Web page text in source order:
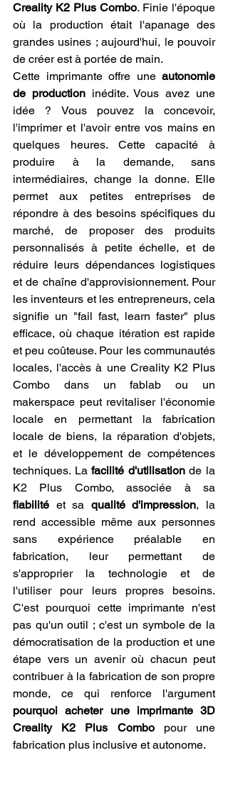
Creality K2 Plus Combo. Finie l'époque
où la production était l'apanage des
grandes usines ; aujourd'hui, le pouvoir
de créer est à portée de main.
Cette imprimante offre une autonomie
de production inédite. Vous avez une
idée ? Vous pouvez la concevoir,
l'imprimer et l'avoir entre vos mains en
quelques heures. Cette capacité à
produire à la demande, sans
intermédiaires, change la donne. Elle
permet aux petites entreprises de
répondre à des besoins spécifiques du
marché, de proposer des produits
personnalisés à petite échelle, et de
réduire leurs dépendances logistiques
et de chaîne d'approvisionnement. Pour
les inventeurs et les entrepreneurs, cela
signifie un "fail fast, learn faster" plus
efficace, où chaque itération est rapide
et peu coûteuse. Pour les communautés
locales, l'accès à une Creality K2 Plus
Combo dans un fablab ou un
makerspace peut revitaliser l'économie
locale en permettant la fabrication
locale de biens, la réparation d'objets,
et le développement de compétences
techniques. La facilité d'utilisation de la
fiabilité et sa qualité d'impression, la
rend accessible même aux personnes
sans expérience préalable en
fabrication, leur permettant de
s'approprier la technologie et de
l'utiliser pour leurs propres besoins.
C'est pourquoi cette imprimante n'est
pas qu'un outil ; c'est un symbole de la
démocratisation de la production et une
étape vers un avenir où chacun peut
contribuer à la fabrication de son propre
monde, ce qui renforce l'argument
pourquoi acheter une imprimante 3D
Creality K2 Plus Combo pour une
fabrication plus inclusive et autonome.